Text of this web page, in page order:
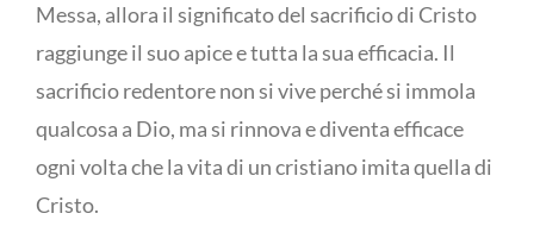
Messa, allora il significato del sacrificio di Cristo
raggiunge il suo apice e tutta la sua efficacia. Il
sacrificio redentore non si vive perché si immola
qualcosa a Dio, ma si rinnova e diventa efficace
ogni volta che la vita di un cristiano imita quella di
Cristo.